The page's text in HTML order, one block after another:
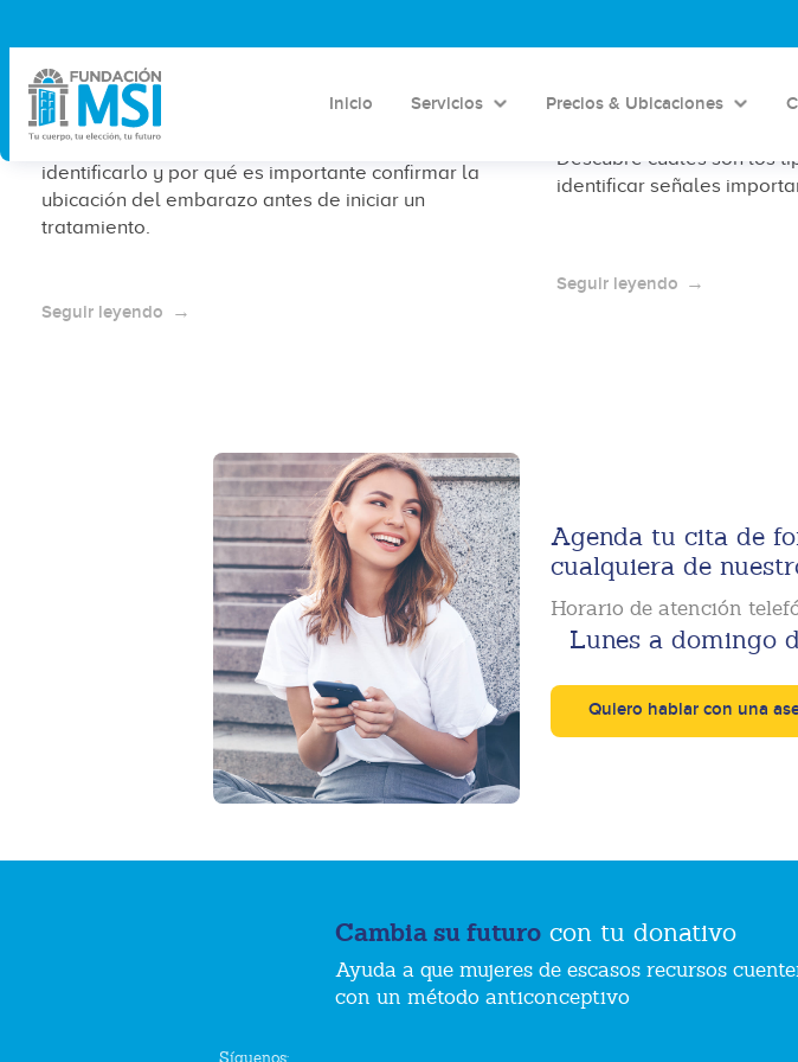
Inicio Servicios Precios & Ubicaciones
¿Qué es un embarazo ectópico y
cómo identificarlo?
Descubre qué es un embarazo ectópico, cómo
identificarlo y por qué es importante confirmar la
ubicación del embarazo antes de iniciar un
tratamiento.
Seguir leyendo
¿Cuáles son los
buscar
Descubre cuáles son los
identificar señales
Seguir leyendo
Agenda tu cita de
cualquiera de
Horario de atención
Lunes a domingo
Quiero hablar con una
Cambia su futuro con tu donativo
Ayuda a que mujeres de escasos recursos
con un método anticonceptivo